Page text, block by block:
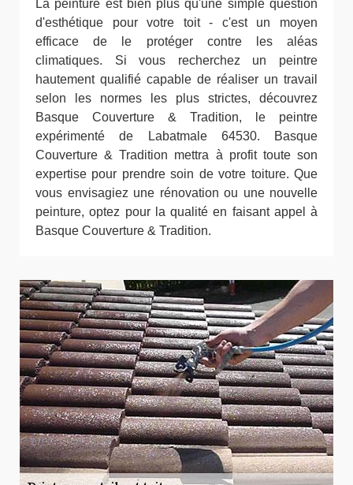
La peinture est bien plus qu'une simple question
d'esthétique pour votre toit - c'est un moyen
efficace de le protéger contre les aléas
climatiques. Si vous recherchez un peintre
hautement qualifié capable de réaliser un travail
selon les normes les plus strictes, découvrez
Basque Couverture & Tradition, le peintre
expérimenté de Labatmale 64530. Basque
Couverture & Tradition mettra à profit toute son
expertise pour prendre soin de votre toiture. Que
vous envisagiez une rénovation ou une nouvelle
peinture, optez pour la qualité en faisant appel à
Basque Couverture & Tradition.